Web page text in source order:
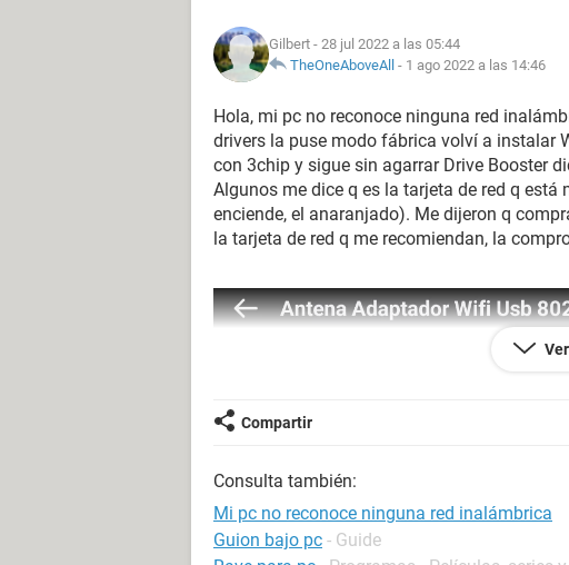
Gilbert - 28 jul 2022 a las 05:44
TheOneAboveAll - 1 ago 2022 a las 14:46
Hola, mi pc no reconoce ninguna red
drivers la puse modo fábrica volví a instalar
con 3chip y sigue sin agarrar Drive Booster
Algunos me dice q es la tarjeta de red q
enciende, el anaranjado). Me dijeron q
la tarjeta de red q me recomiendan, la
Compartir
Consulta también:
Mi pc no reconoce ninguna red inalámbrica
Guion bajo pc - Guide